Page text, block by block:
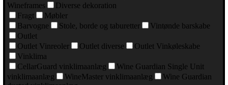
Wineframes
Diverse dekoration
Fragt
Møbler
Barvogne
Stole, borde og taburetter
Vintønde barskabe
Outlet
Outlet Vinreoler
Outlet diverse
Outlet Vinkøleskabe
Vinklima
CellarGuard vinklimaanlæg
Wine Guardian Single Unit
vinklimaanlæg
WineMaster vinklimaanlæg
Wine Guardian